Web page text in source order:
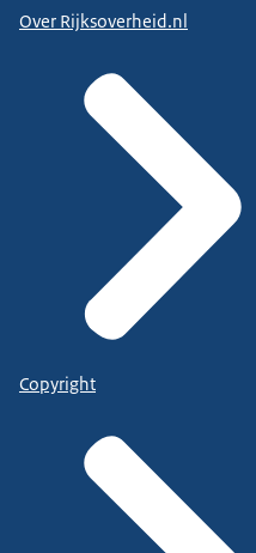
Over Rijksoverheid.nl
Copyright